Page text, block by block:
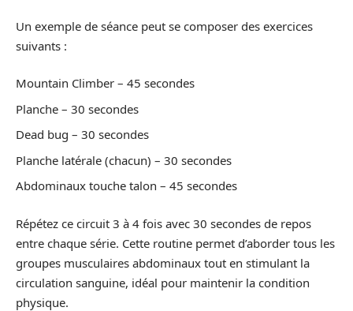
Un exemple de séance peut se composer des exercices
suivants :
Mountain Climber – 45 secondes
Planche – 30 secondes
Dead bug – 30 secondes
Planche latérale (chacun) – 30 secondes
Abdominaux touche talon – 45 secondes
Répétez ce circuit 3 à 4 fois avec 30 secondes de repos
entre chaque série. Cette routine permet d’aborder tous les
groupes musculaires abdominaux tout en stimulant la
circulation sanguine, idéal pour maintenir la condition
physique.